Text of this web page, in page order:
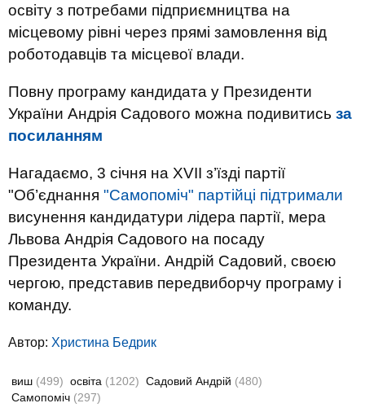
освіту з потребами підприємництва на
місцевому рівні через прямі замовлення від
роботодавців та місцевої влади.
Повну програму кандидата у Президенти
України Андрія Садового можна подивитись за
посиланням
Нагадаємо, 3 січня на XVII з’їзді партії
"Об’єднання "Самопоміч" партійці підтримали
висунення кандидатури лідера партії, мера
Львова Андрія Садового на посаду
Президента України. Андрій Садовий, своєю
чергою, представив передвиборчу програму і
команду.
Автор: Христина Бедрик
виш (499) освіта (1202) Садовий Андрій (480)
Самопоміч (297)